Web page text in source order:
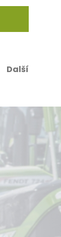
Další